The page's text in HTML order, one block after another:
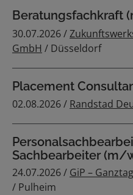
Beratungsfachkraft
30.07.2026 /
GmbH / Düsseldorf
Placement
02.08.2026 / Randstad
Sachbearbeiter (m/
24.07.2026 / GiP –
/ Pulheim